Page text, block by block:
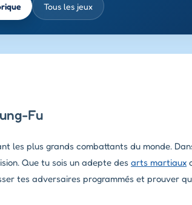
Tous les jeux
Fu
les plus grands combattants du monde.
Que tu sois un adepte des arts martiaux
tes adversaires programmés et prouver